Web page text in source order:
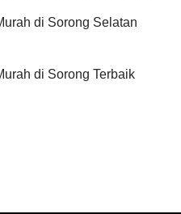
di Sorong Selatan
di Sorong Terbaik